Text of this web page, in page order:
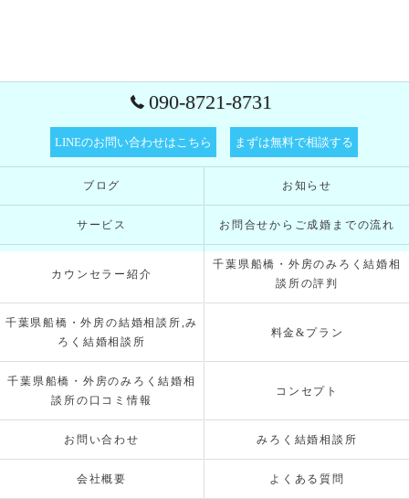
090-8721-8731
LINEのお問い合わせはこちら まずは無料で相談する
ブログ お知らせ
サービス お問合せからご成婚までの流れ
カウンセラー紹介
千葉県船橋・外房のみろく結婚相
談所の評判
千葉県船橋・外房の結婚相談所,み
ろく結婚相談所
料金&プラン
千葉県船橋・外房のみろく結婚相
談所の口コミ情報
コンセプト
お問い合わせ みろく結婚相談所
会社概要 よくある質問